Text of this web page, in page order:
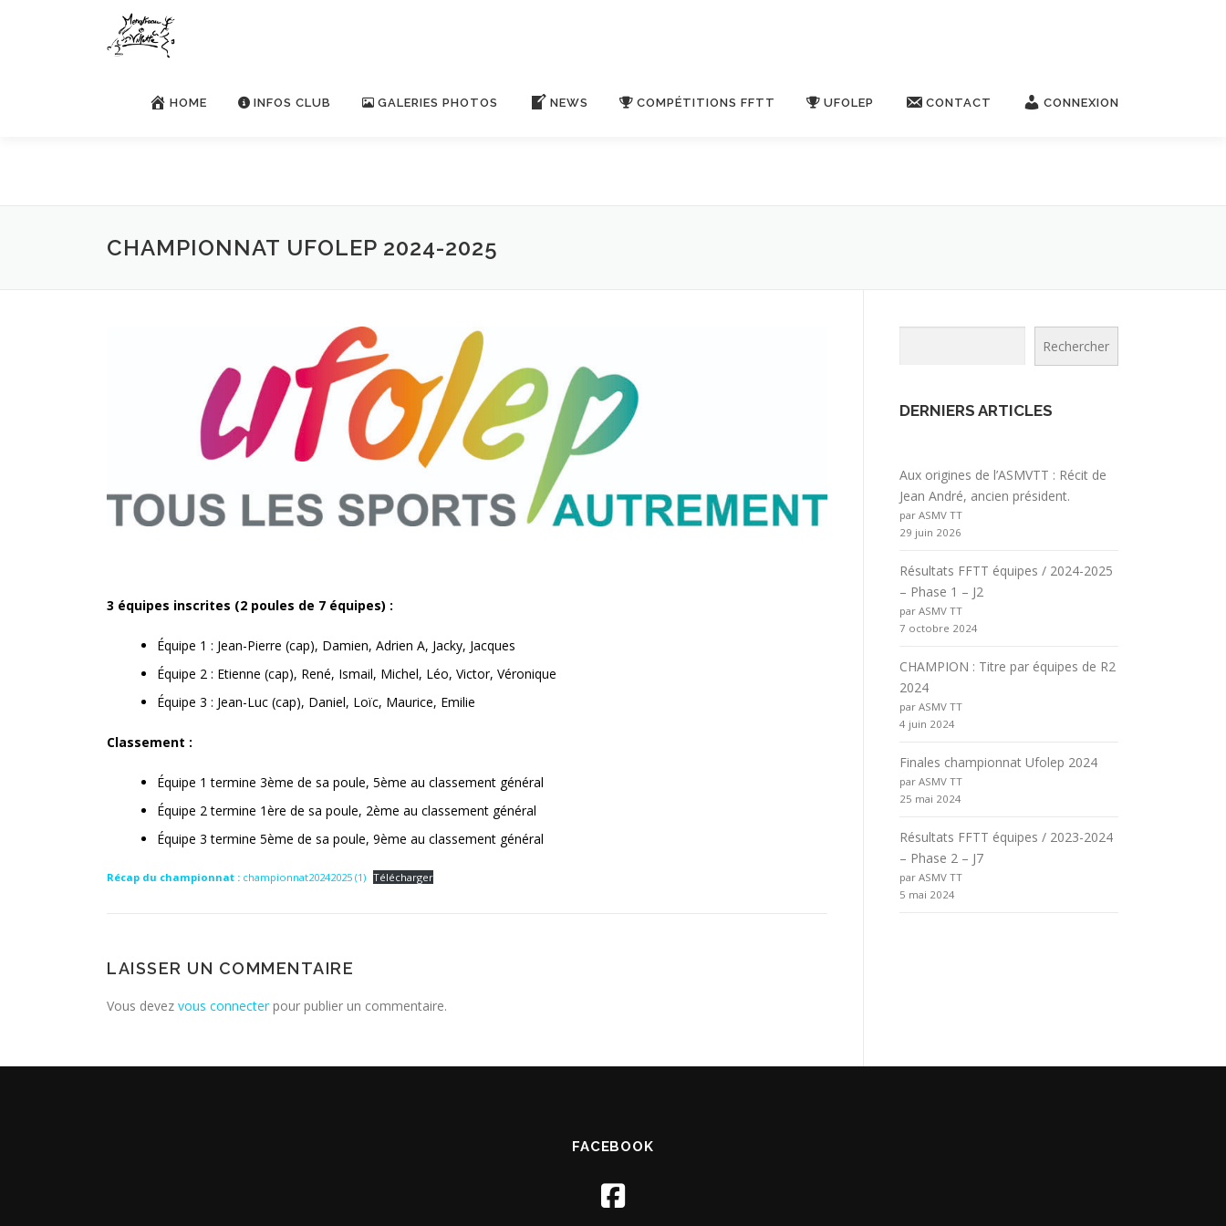
HOME INFOS CLUB GALERIES PHOTOS NEWS COMPÉTITIONS FFTT UFOLEP CONTACT CONNEXION
CHAMPIONNAT UFOLEP 2024-2025
3 équipes inscrites (2 poules de 7 équipes) :
Équipe 1 : Jean-Pierre (cap), Damien, Adrien A, Jacky, Jacques
Équipe 2 : Etienne (cap), René, Ismail, Michel, Léo, Victor, Véronique
Équipe 3 : Jean-Luc (cap), Daniel, Loïc, Maurice, Emilie
Classement :
Équipe 1 termine 3ème de sa poule, 5ème au classement général
Équipe 2 termine 1ère de sa poule, 2ème au classement général
Équipe 3 termine 5ème de sa poule, 9ème au classement général
Récap du championnat : championnat20242025 (1) Télécharger
LAISSER UN COMMENTAIRE
Vous devez vous connecterpour publier un commentaire.
Rechercher
DERNIERS ARTICLES
Aux origines de l’ASMVTT : Récit de
Jean André, ancien président.
par ASMV TT
29 juin 2026
Résultats FFTT équipes / 2024-2025
– Phase 1 – J2
par ASMV TT
7 octobre 2024
CHAMPION : Titre par équipes de R2
2024
par ASMV TT
4 juin 2024
Finales championnat Ufolep 2024
par ASMV TT
25 mai 2024
Résultats FFTT équipes / 2023-2024
– Phase 2 – J7
par ASMV TT
5 mai 2024
FACEBOOK